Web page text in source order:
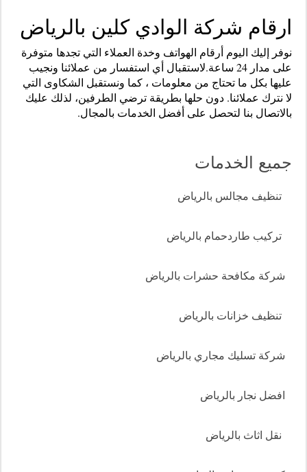
ارقام شركة الوادي كلين بالرياض
نوفر إليك اليوم أرقام الهواتف وخدة العملاء التي تجدها متوفرة
على مدار 24 ساعة.لاستقبال أي استفسار من عملائنا ونجيب
عليها بكل ما تحتاج من معلومات ، كما ونستقبل الشكاوى التي
لا نترك عملائنا. دون حلها بطريقة ترضي الطرفين، لذلك عليك
بالاتصال بنا لتحصل على أفضل الخدمات بالمجال.
جميع الخدمات
تنظيف مجالس بالرياض
تركيب طاردحمام بالرياض
شركة مكافحة حشرات بالرياض
تنظيف خزانات بالرياض
شركة تسليك مجاري بالرياض
افضل نجار بالرياض
نقل اثاث بالرياض